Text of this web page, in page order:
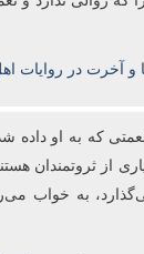
و آخرت در روایات
که به او داده
از ثروتمندان
به خواب